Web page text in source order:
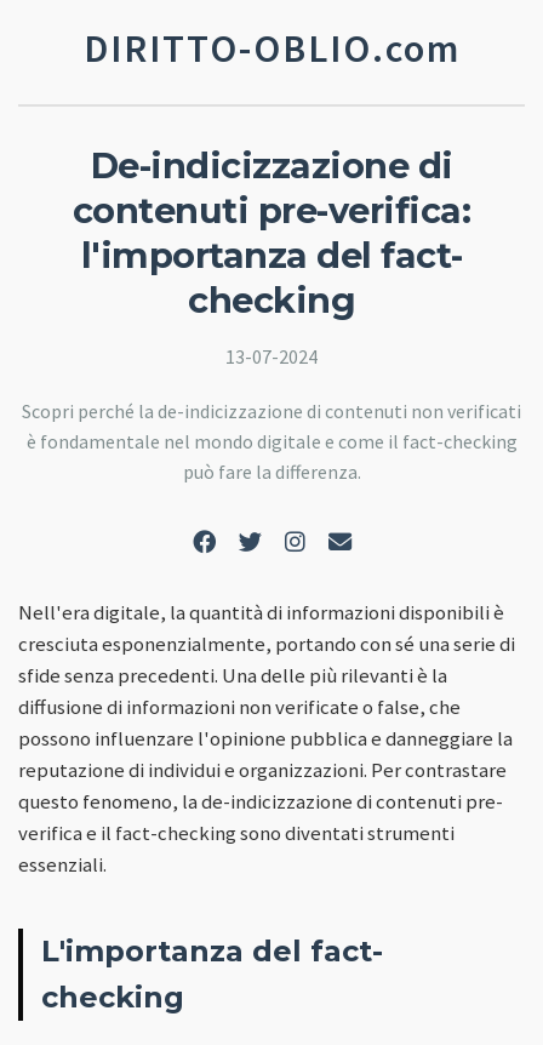
DIRITTO-OBLIO.com
De-indicizzazione di
contenuti pre-verifica:
l'importanza del fact-
checking
13-07-2024
Scopri perché la de-indicizzazione di contenuti non verificati
è fondamentale nel mondo digitale e come il fact-checking
può fare la differenza.
Nell'era digitale, la quantità di informazioni disponibili è
cresciuta esponenzialmente, portando con sé una serie di
sfide senza precedenti. Una delle più rilevanti è la
diffusione di informazioni non verificate o false, che
possono influenzare l'opinione pubblica e danneggiare la
reputazione di individui e organizzazioni. Per contrastare
questo fenomeno, la de-indicizzazione di contenuti pre-
verifica e il fact-checking sono diventati strumenti
essenziali.
L'importanza del fact-
checking